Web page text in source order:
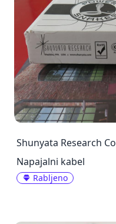
Shunyata Research
Napajalni kabel
Rabljeno